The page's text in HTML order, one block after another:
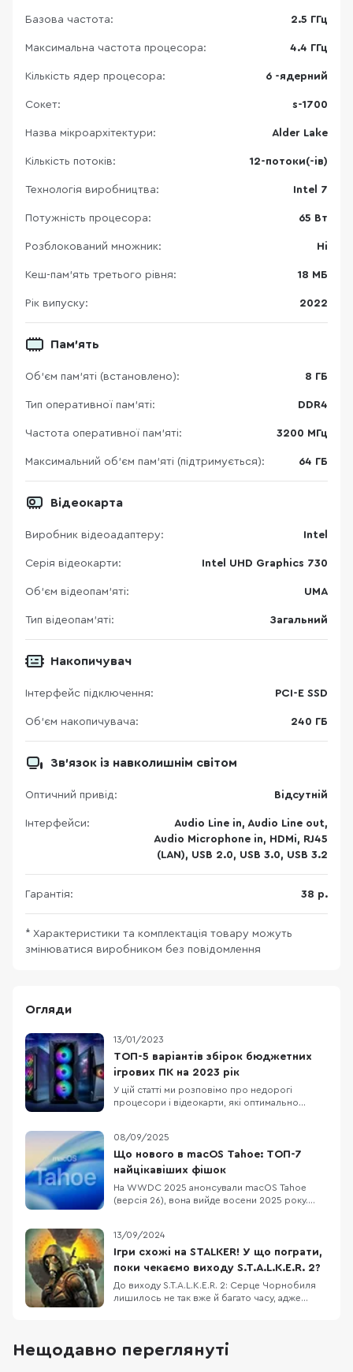
Базова частота: 2.5 ГГц
Максимальна частота процесора: 4.4 ГГц
Кількість ядер процесора: 6 -ядерний
Сокет: s-1700
Назва мікроархітектури: Alder Lake
Кількість потоків: 12-потоки(-ів)
Технологія виробництва: Intel 7
Потужність процесора: 65 Вт
Розблокований множник: Ні
Кеш-пам’ять третього рівня: 18 МБ
Рік випуску: 2022
Пам'ять
Об’єм пам’яті (встановлено): 8 ГБ
Тип оперативної пам’яті: DDR4
Частота оперативної пам'яті: 3200 МГц
Максимальний об’єм пам’яті (підтримується): 64 ГБ
Відеокарта
Виробник відеоадаптеру: Intel
Серія відеокарти: Intel UHD Graphics 730
Об’єм відеопам’яті: UMA
Тип відеопам’яті: Загальний
Накопичувач
Інтерфейс підключення: PCI-E SSD
Об'єм накопичувача: 240 ГБ
Зв'язок із навколишнім світом
Оптичний привід: Відсутній
Інтерфейси:
Audio Line in, Audio Line out,
Audio Microphone in, HDMi, RJ45
(LAN), USB 2.0, USB 3.0, USB 3.2
Гарантія: 38 р.
* Характеристики та комплектація товару можуть
змінюватися виробником без повідомлення
Огляди
13/01/2023
ТОП-5 варіантів збірок бюджетних
ігрових ПК на 2023 рік
У цій статті ми розповімо про недорогі
процесори і відеокарти, які оптимально
для них материнські плати, оперативну
пам'ять і блоки живлення. Отож, п'ять
конфігурацій ПК від мінімальної для
кіберспорту до ультимат
08/09/2025
Що нового в macOS Tahoe: ТОП-7
найцікавіших фішок
На WWDC 2025 анонсували macOS Tahoe
(версія 26), вона вийде восени 2025 року.
Нумерація macOS тепер синхронізована з iOS
та іншими системами Apple, тому “26”. Нижче
розглянемо ТОП-7 фішок цієї системи. 1.
13/09/2024
Ігри схожі на STALKER! У що пограти,
поки чекаємо виходу S.T.A.L.K.E.R. 2?
До виходу S.T.A.L.K.E.R. 2: Серце Чорнобиля
лишилось не так вже й багато часу, адже
Нагадаємо, що виходу нової частини STALKER
чекали протягом довгих 12 років, бо перша
Нещодавно переглянуті